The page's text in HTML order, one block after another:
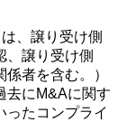
、譲り受け側
、譲り受け側
者を含む。）
去に M&Aに関す
ったコンプライ